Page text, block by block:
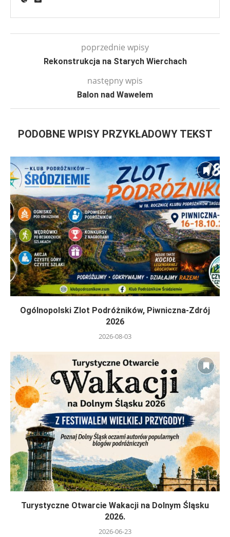
poprzednie wpisy
Rekonstrukcja na Starych Wierchach
następny wpis
Balon nad Wawelem
PODOBNE WPISY PRZYKŁADOWY TEKST
Ogólnopolski Zlot Podróżników, Piwniczna-Zdrój
2026
2026-08-03
Turystyczne Otwarcie Wakacji na Dolnym Śląsku
2026.
2026-06-23